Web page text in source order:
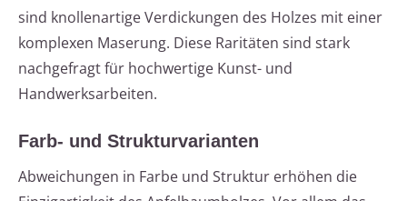
sind knollenartige Verdickungen des Holzes mit einer
komplexen Maserung. Diese Raritäten sind stark
nachgefragt für hochwertige Kunst- und
Handwerksarbeiten.
Farb- und Strukturvarianten
Abweichungen in Farbe und Struktur erhöhen die